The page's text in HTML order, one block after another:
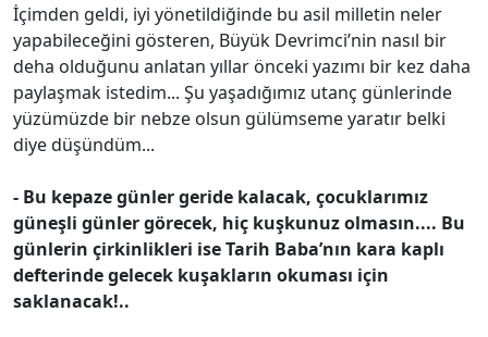
İçimden geldi, iyi yönetildiğinde bu asil milletin neler
yapabileceğini gösteren, Büyük Devrimci’nin nasıl bir
deha olduğunu anlatan yıllar önceki yazımı bir kez daha
paylaşmak istedim... Şu yaşadığımız utanç günlerinde
yüzümüzde bir nebze olsun gülümseme yaratır belki
diye düşündüm...
- Bu kepaze günler geride kalacak, çocuklarımız
güneşli günler görecek, hiç kuşkunuz olmasın.... Bu
günlerin çirkinlikleri ise Tarih Baba’nın kara kaplı
defterinde gelecek kuşakların okuması için
saklanacak!..